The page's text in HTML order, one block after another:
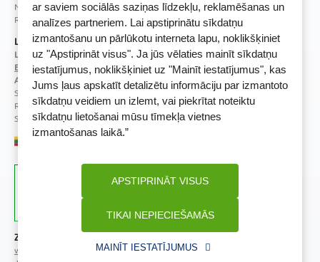
ar saviem sociālās saziņas līdzekļu, reklamēšanas un
analīzes partneriem. Lai apstiprinātu sīkdatņu
izmantošanu un pārlūkotu interneta lapu, noklikšķiniet
uz "Apstiprināt visus". Ja jūs vēlaties mainīt sīkdatņu
iestatījumus, noklikšķiniet uz "Mainīt iestatījumus", kas
Jums ļaus apskatīt detalizētu informāciju par izmantoto
sīkdatņu veidiem un izlemt, vai piekrītat noteiktu
sīkdatņu lietošanai mūsu tīmekļa vietnes
izmantošanas laikā.”
TIKAI NEPIECIEŠAMĀS
APSTIPRINĀT VISUS
MAINĪT IESTATĪJUMUS
Noliktavu iela 5, Dreiliņi, Stopiņu novads, LV-2130
Reģistrācijas Nr.: 40003252167
Licence
Licences numurs:A00010
E-aptiekas kontakti
Aptiekas vadītāja:
Sertificēta farmaceite: Jeļena Gončarova
Reģistrācijas Nr.: F-0834
Sertifikāta Nr.: 092.2020
Zāļu valsts aģentūra
www.zva.gov.lv
www.vi.gov.lv